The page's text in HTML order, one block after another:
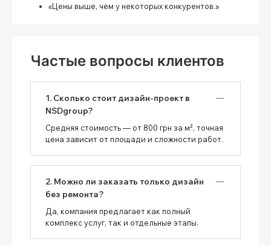
«Цены выше, чем у некоторых конкурентов.»
Частые вопросы клиентов
1. Сколько стоит дизайн-проект в
NSDgroup?
Средняя стоимость — от 800 грн за м², точная
цена зависит от площади и сложности работ.
2. Можно ли заказать только дизайн
без ремонта?
Да, компания предлагает как полный
комплекс услуг, так и отдельные этапы.